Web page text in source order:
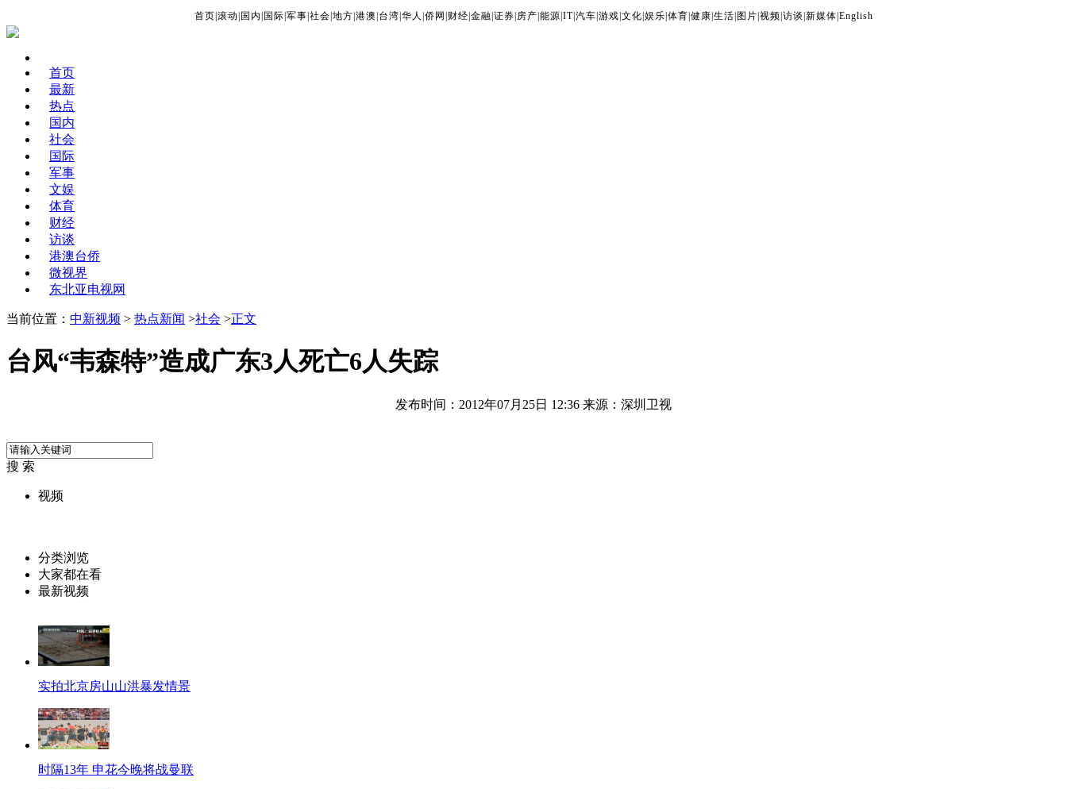
首页 滚动 国内 国际 军事 社会 地方 港澳 台湾 华人 侨网 财经 金融 证券 房产 能源 IT| 汽车 游戏 文化 娱乐 体育 健康 生活 图片 视频 访谈 新媒体 English
首页
最新
热点
国内
社会
国际
军事
文娱
体育
财经
访谈
港澳台侨
微视界
东北亚电视网
当前位置： 中新视频 > 热点新闻 >社会 >正文
台风“韦森特”造成广东3人死亡6人失踪
发布时间：2012年07月25日 12:36 来源：深圳卫视
搜 索
视频
分类浏览
大家都在看
最新视频
实拍北京房山山洪暴发情景
时隔13年 申花今晚将战曼联